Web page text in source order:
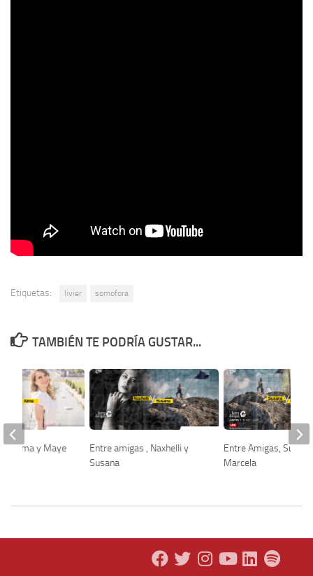
Etiquetas: livier somofora
TAMBIÉN TE PODRÍA GUSTAR...
Entre amigas , Naxhelli y
Susana
Entre Amigas,
Marcela
Alma y Maye